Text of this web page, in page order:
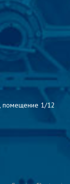
помещение 1/12